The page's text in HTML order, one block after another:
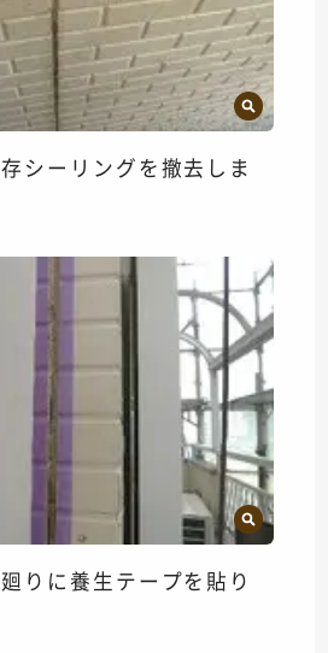
シーリングを撤去しま
りに養生テープを貼り